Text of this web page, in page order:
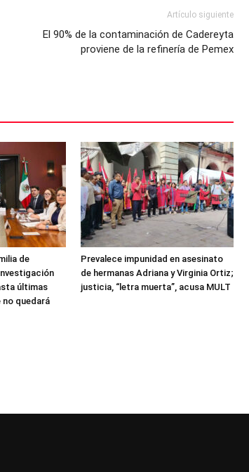
Artículo siguiente
El 90% de la contaminación de Cadereyta
proviene de la refinería de Pemex
de
últimas
no quedará
Prevalece impunidad en asesinato
de hermanas Adriana y Virginia Ortiz;
justicia, “letra muerta”, acusa MULT